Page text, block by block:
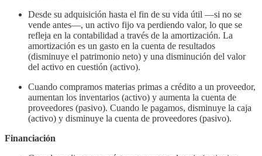
Desde su adquisición hasta el fin de su vida útil —si no se
vende antes—, un activo fijo va perdiendo valor, lo que se
refleja en la contabilidad a través de la amortización. La
amortización es un gasto en la cuenta de resultados
(disminuye el patrimonio neto) y una disminución del valor
del activo en cuestión (activo).
Cuando compramos materias primas a crédito a un proveedor,
aumentan los inventarios (activo) y aumenta la cuenta de
proveedores (pasivo). Cuando le pagamos, disminuye la caja
(activo) y disminuye la cuenta de proveedores (pasivo).
Financiación